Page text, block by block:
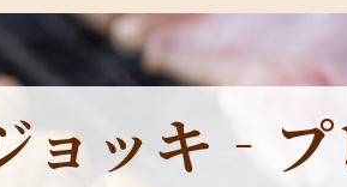
ョッキ‐プ